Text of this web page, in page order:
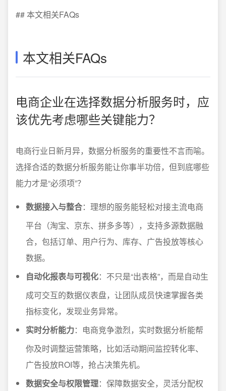
## 本文相关FAQs
本文相关FAQs
电商企业在选择数据分析服务时，应
该优先考虑哪些关键能力？
电商行业日新月异，数据分析服务的重要性不言而喻。
选择合适的数据分析服务能让你事半功倍，但到底哪些
能力才是“必须项”？
数据接入与整合：理想的服务能轻松对接主流电商
平台（淘宝、京东、拼多多等），支持多源数据融
合，包括订单、用户行为、库存、广告投放等核心
数据。
自动化报表与可视化：不只是“出表格”，而是自动生
成可交互的数据仪表盘，让团队成员快速掌握各类
指标变化，发现业务异常。
实时分析能力：电商竞争激烈，实时数据分析能帮
你及时调整运营策略，比如活动期间监控转化率、
广告投放ROI等，抢占决策先机。
数据安全与权限管理：保障数据安全，灵活分配权